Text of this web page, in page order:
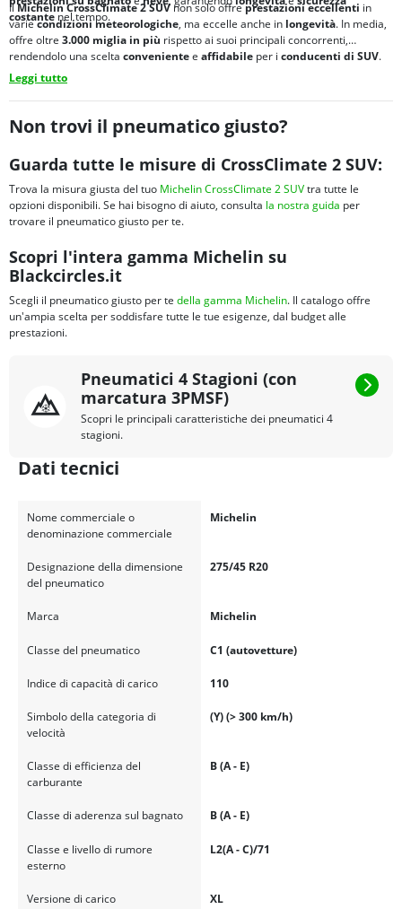
costantenel tempo.
IlMichelin CrossClimate 2 SUV non solo offreprestazioni eccellenti in
variecondizioni meteorologiche, ma eccelle anche in longevità. In media,
offre oltre 3.000 miglia in più rispetto ai suoi principali concorrenti,
rendendolo una scelta convenientee affidabile per i conducenti di SUV.
Leggi tutto
Non trovi il pneumatico giusto?
Guarda tutte le misure di CrossClimate 2 SUV:
Trova la misura giusta del tuo Michelin CrossClimate 2 SUVtra tutte le
opzioni disponibili. Se hai bisogno di aiuto, consulta la nostra guida per
trovare il pneumatico giusto per te.
Scopri l'intera gamma Michelin su
Blackcircles.it
Scegli il pneumatico giusto per te della gamma Michelin. Il catalogo offre
un'ampia scelta per soddisfare tutte le tue esigenze, dal budget alle
prestazioni.
Pneumatici 4 Stagioni (con
marcatura 3PMSF)
Scopri le principali caratteristiche dei pneumatici 4
stagioni.
Dati tecnici
Nome commerciale o
denominazione commerciale
Michelin
Designazione della dimensione
del pneumatico
275/45 R20
Marca Michelin
Classe del pneumatico C1 (autovetture)
Indice di capacità di carico 110
Simbolo della categoria di
velocità
(Y) (> 300 km/h)
Classe di efficienza del
carburante
B (A - E)
Classe di aderenza sul bagnato B (A - E)
Classe e livello di rumore
esterno
L2(A - C)/71
Versione di carico XL